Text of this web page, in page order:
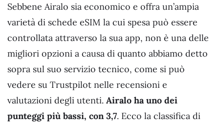
Sebbene Airalo sia economico e offra un’ampia
varietà di schede eSIM la cui spesa può essere
controllata attraverso la sua app, non è una delle
migliori opzioni a causa di quanto abbiamo detto
sopra sul suo servizio tecnico, come si può
vedere su Trustpilot nelle recensioni e
valutazioni degli utenti. Airalo ha uno dei
punteggi più bassi, con 3,7. Ecco la classifica di